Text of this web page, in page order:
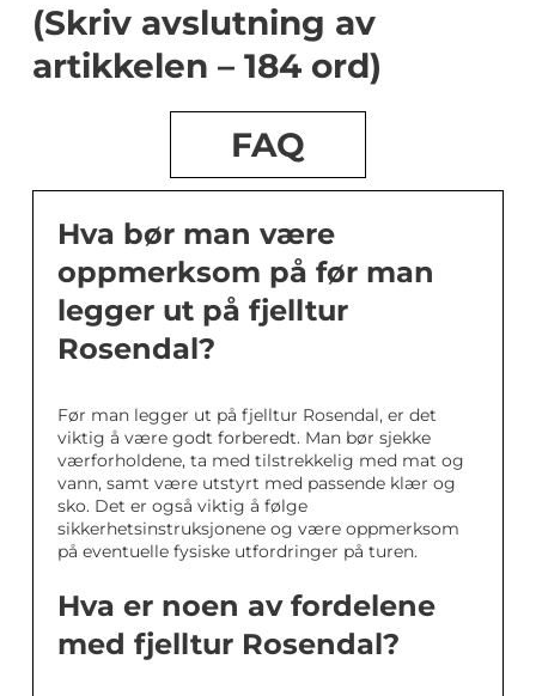
(Skriv avslutning av
artikkelen – 184 ord)
FAQ
Hva bør man være
oppmerksom på før man
legger ut på fjelltur
Rosendal?
Før man legger ut på fjelltur Rosendal, er det
viktig å være godt forberedt. Man bør sjekke
værforholdene, ta med tilstrekkelig med mat og
vann, samt være utstyrt med passende klær og
sko. Det er også viktig å følge
sikkerhetsinstruksjonene og være oppmerksom
på eventuelle fysiske utfordringer på turen.
Hva er noen av fordelene
med fjelltur Rosendal?